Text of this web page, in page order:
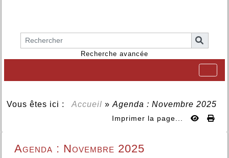
Recherche avancée
Vous êtes ici : Accueil » Agenda : Novembre 2025
Imprimer la page...
Agenda : Novembre 2025